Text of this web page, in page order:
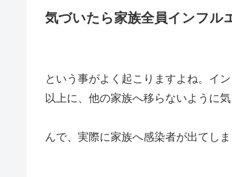
気づいたら家族全員インフル
という事がよく起こりますよね。イ
以上に、他の家族へ移らないように
んで、実際に家族へ感染者が出てし